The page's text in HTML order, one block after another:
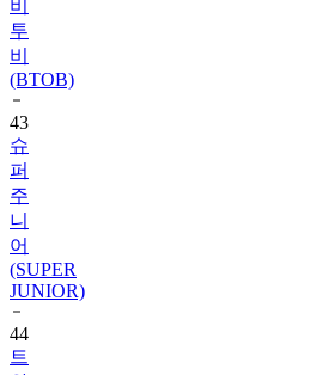
비
(BTOB)
43
슈
퍼
주
니
어
(SUPER
JUNIOR)
44
트
와
이